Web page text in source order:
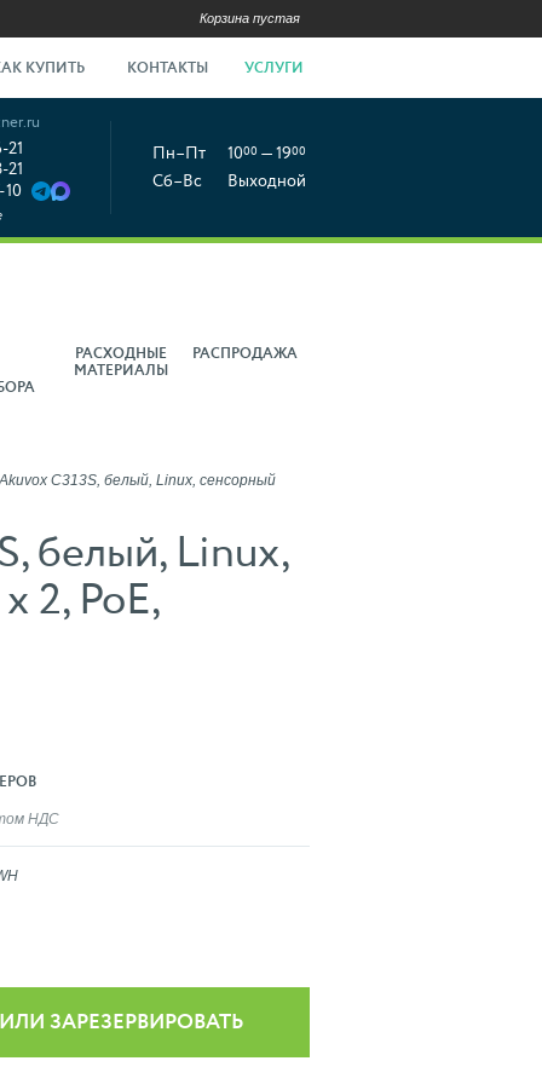
Корзина пустая
КУПИТЬ КОНТАКТЫ УСЛУГИ
21
21
10
Пн–Пт 1000 — 1900
Сб–Вс Выходной
РАСХОДНЫЕ
МАТЕРИАЛЫ
РАСПРОДАЖА
C313S, белый, Linux, сенсорный
белый, Linux,
2, РоЕ,
НДС
ЗАРЕЗЕРВИРОВАТЬ